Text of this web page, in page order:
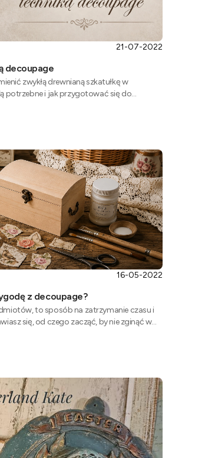
21-07-2022
decoupage
zwykłą drewnianą szkatułkę w
potrzebne i jak przygotować się do
16-05-2022
z decoupage?
to sposób na zatrzymanie czasu i
się, od czego zacząć, by nie zginąć w